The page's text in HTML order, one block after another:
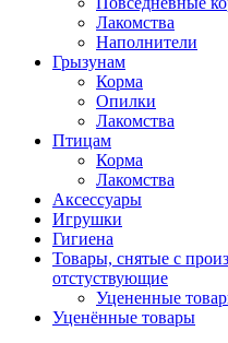
Лакомства
Наполнители
Грызунам
Корма
Опилки
Лакомства
Птицам
Корма
Лакомства
Аксессуары
Игрушки
Гигиена
Товары, снятые с
отстуствующие
Уцененные
Уценённые товары